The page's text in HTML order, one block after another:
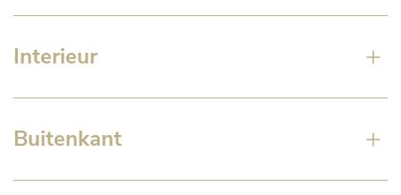
Interieur
Buitenkant